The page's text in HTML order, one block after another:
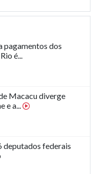
pagamentos dos
é...
Macacu diverge
e a...
deputados federais